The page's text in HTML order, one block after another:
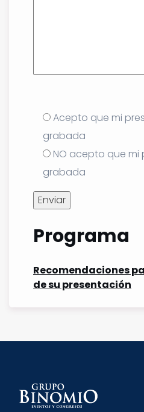
Acepto que mi
grabada
NO acepto que
grabada
Programa
Recomendaciones
de su presentación